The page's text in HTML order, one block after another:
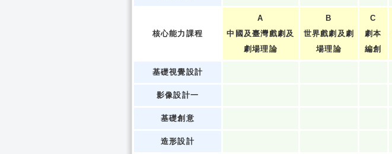
核心能力課程
A
中國及臺灣戲劇及
劇場理論
B
世界戲劇及劇
場理論
C
劇本
編創
基礎視覺設計
影像設計一
基礎創意
造形設計